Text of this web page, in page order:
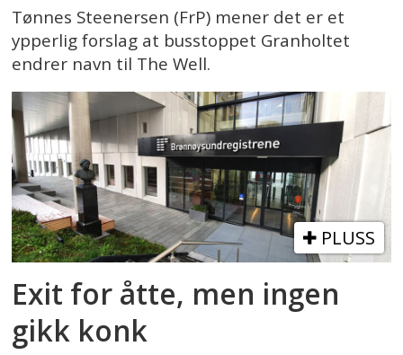
Tønnes Steenersen (FrP) mener det er et
ypperlig forslag at busstoppet Granholtet
endrer navn til The Well.
PLUSS
Exit for åtte, men ingen
gikk konk